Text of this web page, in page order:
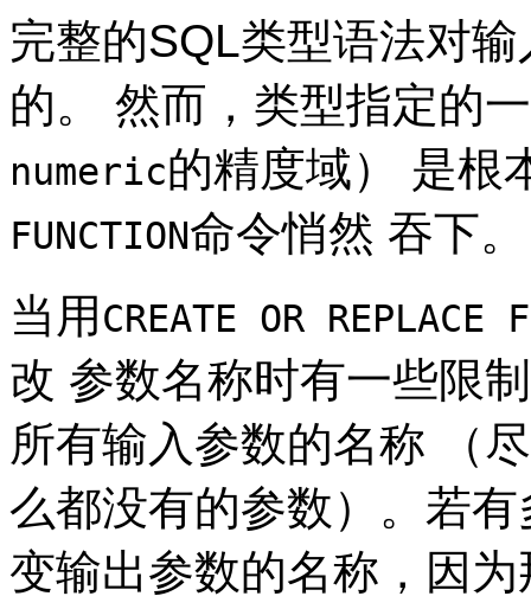
完整的SQL类型语法对
的。 然而，类型指定的
numeric的精度域） 是根
FUNCTION命令悄然 吞下。
当用 CREATE OR REPLACE
改 参数名称时有一些限
所有输入参数的名称 （
么都没有的参数）。若
变输出参数的名称，因